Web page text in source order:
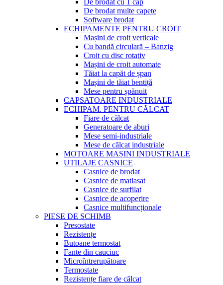
De brodat cu 1 cap
De brodat multe capete
Software brodat
ECHIPAMENTE PENTRU CROIT
Mașini de croit verticale
Cu bandă circulară – Banzig
Croit cu disc rotativ
Mașini de croit automate
Tăiat la capăt de șpan
Mașini de tăiat bentiță
Mese pentru șpănuit
CAPSATOARE INDUSTRIALE
ECHIPAM. PENTRU CĂLCAT
Fiare de călcat
Generatoare de aburi
Mese semi-industriale
Mese de călcat industriale
MOTOARE MAȘINI INDUSTRIALE
UTILAJE CASNICE
Casnice de brodat
Casnice de matlasat
Casnice de surfilat
Casnice de acoperire
Casnice multifuncționale
PIESE DE SCHIMB
Presostate
Rezistențe
Butoane termostat
Fante din cauciuc
Microîntrerupătoare
Termostate
Rezistențe fiare de călcat